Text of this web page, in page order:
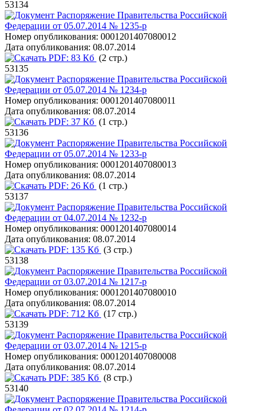
53134
Распоряжение Правительства Российской
Федерации от 05.07.2014 № 1235-р
Номер опубликования: 0001201407080012
Дата опубликования: 08.07.2014
PDF: 83 Кб (2 стр.)
53135
Распоряжение Правительства Российской
Федерации от 05.07.2014 № 1234-р
Номер опубликования: 0001201407080011
Дата опубликования: 08.07.2014
PDF: 37 Кб (1 стр.)
53136
Распоряжение Правительства Российской
Федерации от 05.07.2014 № 1233-р
Номер опубликования: 0001201407080013
Дата опубликования: 08.07.2014
PDF: 26 Кб (1 стр.)
53137
Распоряжение Правительства Российской
Федерации от 04.07.2014 № 1232-р
Номер опубликования: 0001201407080014
Дата опубликования: 08.07.2014
PDF: 135 Кб (3 стр.)
53138
Распоряжение Правительства Российской
Федерации от 03.07.2014 № 1217-р
Номер опубликования: 0001201407080010
Дата опубликования: 08.07.2014
PDF: 712 Кб (17 стр.)
53139
Распоряжение Правительства Российской
Федерации от 03.07.2014 № 1215-р
Номер опубликования: 0001201407080008
Дата опубликования: 08.07.2014
PDF: 385 Кб (8 стр.)
53140
Распоряжение Правительства Российской